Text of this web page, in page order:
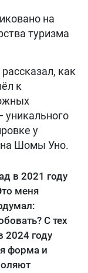
на
туризма
как
к
уникального
у
Шомы Уно.
в 2021 году
меня
С тех
2024 году
форма и